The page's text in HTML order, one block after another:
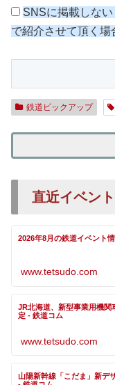
SNSに掲載しな
で紹介させて頂く場
鉄道ピックアップ
直近イベント
2026年8月の鉄道イベント
www.tetsudo.com
JR北海道、新型事業用機
定 - 鉄道コム
www.tetsudo.com
山陽新幹線「こだま」新デ